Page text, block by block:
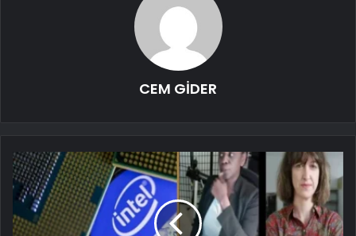
CEM GİDER